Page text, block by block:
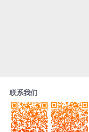
联系我们